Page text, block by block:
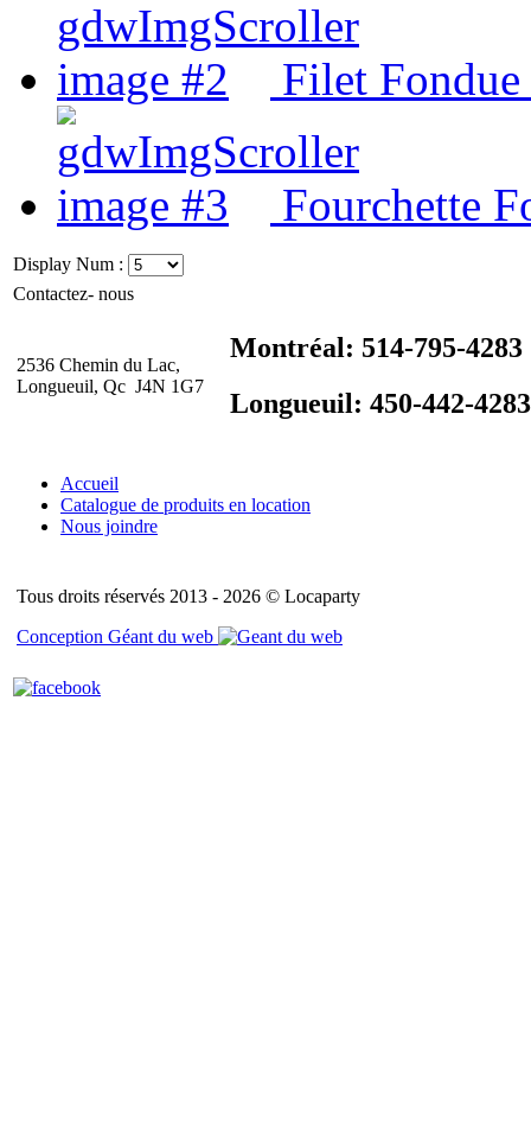
Filet Fondue
Fourchette
Display Num :
Contactez- nous
2536 Chemin du Lac,
Longueuil, Qc J4N 1G7
Montréal: 514-795-4283
Longueuil: 450-442-4283
Accueil
Catalogue de produits en location
Nous joindre
Tous droits réservés 2013 - 2026 © Locaparty
Conception Géant du web